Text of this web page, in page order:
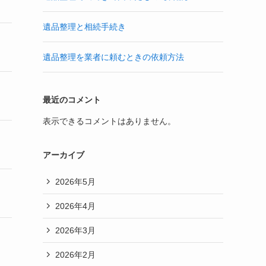
遺品整理と相続手続き
遺品整理を業者に頼むときの依頼方法
最近のコメント
表示できるコメントはありません。
アーカイブ
2026年5月
2026年4月
2026年3月
2026年2月